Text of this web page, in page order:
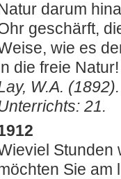
darum
geschärft,
wie es
die freie Natur!
W.A.
21.
Stunden
Sie